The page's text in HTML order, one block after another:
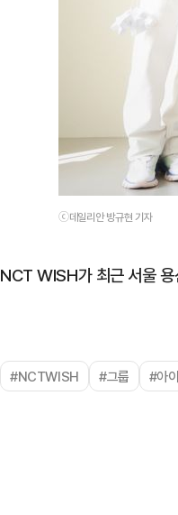
ⓒ데일리안 방규현 기자
NCT WISH가 최근 서울 용
#NCTWISH #그룹 #아